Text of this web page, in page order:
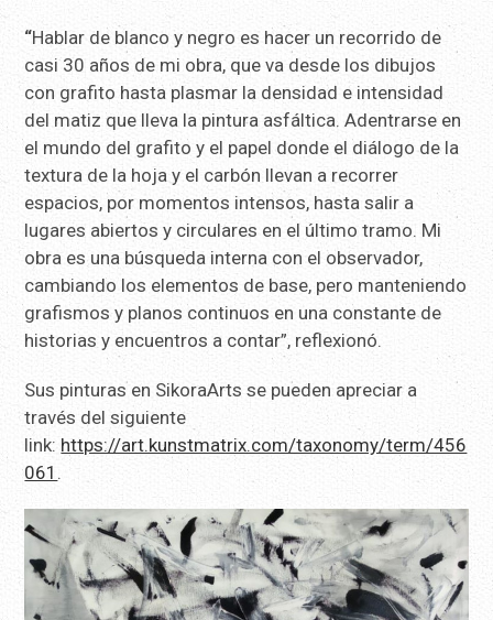
“Hablar de blanco y negro es hacer un recorrido de
casi 30 años de mi obra, que va desde los dibujos
con grafito hasta plasmar la densidad e intensidad
del matiz que lleva la pintura asfáltica. Adentrarse en
el mundo del grafito y el papel donde el diálogo de la
textura de la hoja y el carbón llevan a recorrer
espacios, por momentos intensos, hasta salir a
lugares abiertos y circulares en el último tramo. Mi
obra es una búsqueda interna con el observador,
cambiando los elementos de base, pero manteniendo
grafismos y planos continuos en una constante de
historias y encuentros a contar”, reflexionó.
Sus pinturas en SikoraArts se pueden apreciar a
través del siguiente
link: https://art.kunstmatrix.com/taxonomy/term/456
061 .